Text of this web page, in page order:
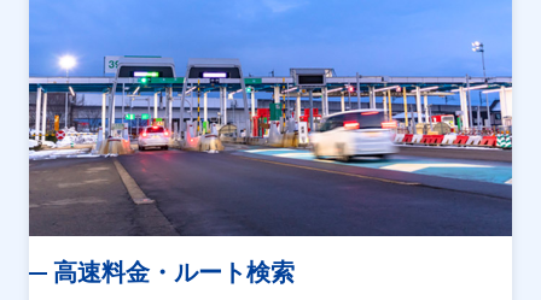
高速料金・ルート検索